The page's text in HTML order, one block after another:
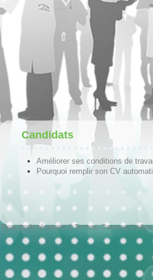
Candidats
Améliorer ses conditions de
Pourquoi remplir son CV
Tous droits réservés © Techno-